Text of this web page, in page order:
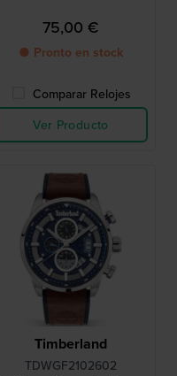
75,00 €
● Pronto en stock
Comparar Relojes
Ver Producto
Timberland
TDWGF2102602